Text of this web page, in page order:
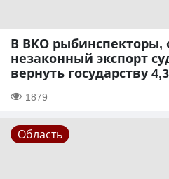
В ВКО рыбинспекторы,
незаконный экспорт
вернуть государству
1879
Область